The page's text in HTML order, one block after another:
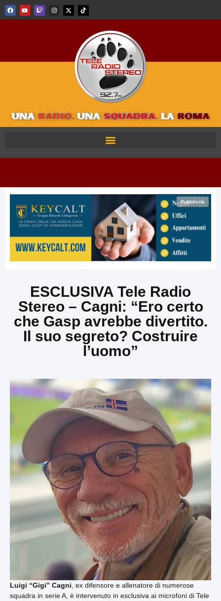
Pubblicità
ESCLUSIVA Tele Radio
Stereo – Cagni: “Ero certo
che Gasp avrebbe divertito.
Il suo segreto? Costruire
l’uomo”
Luigi “Gigi” Cagni , ex difensore e allenatore di numerose
squadra in serie A, è intervenuto in esclusiva ai microfoni di Tele